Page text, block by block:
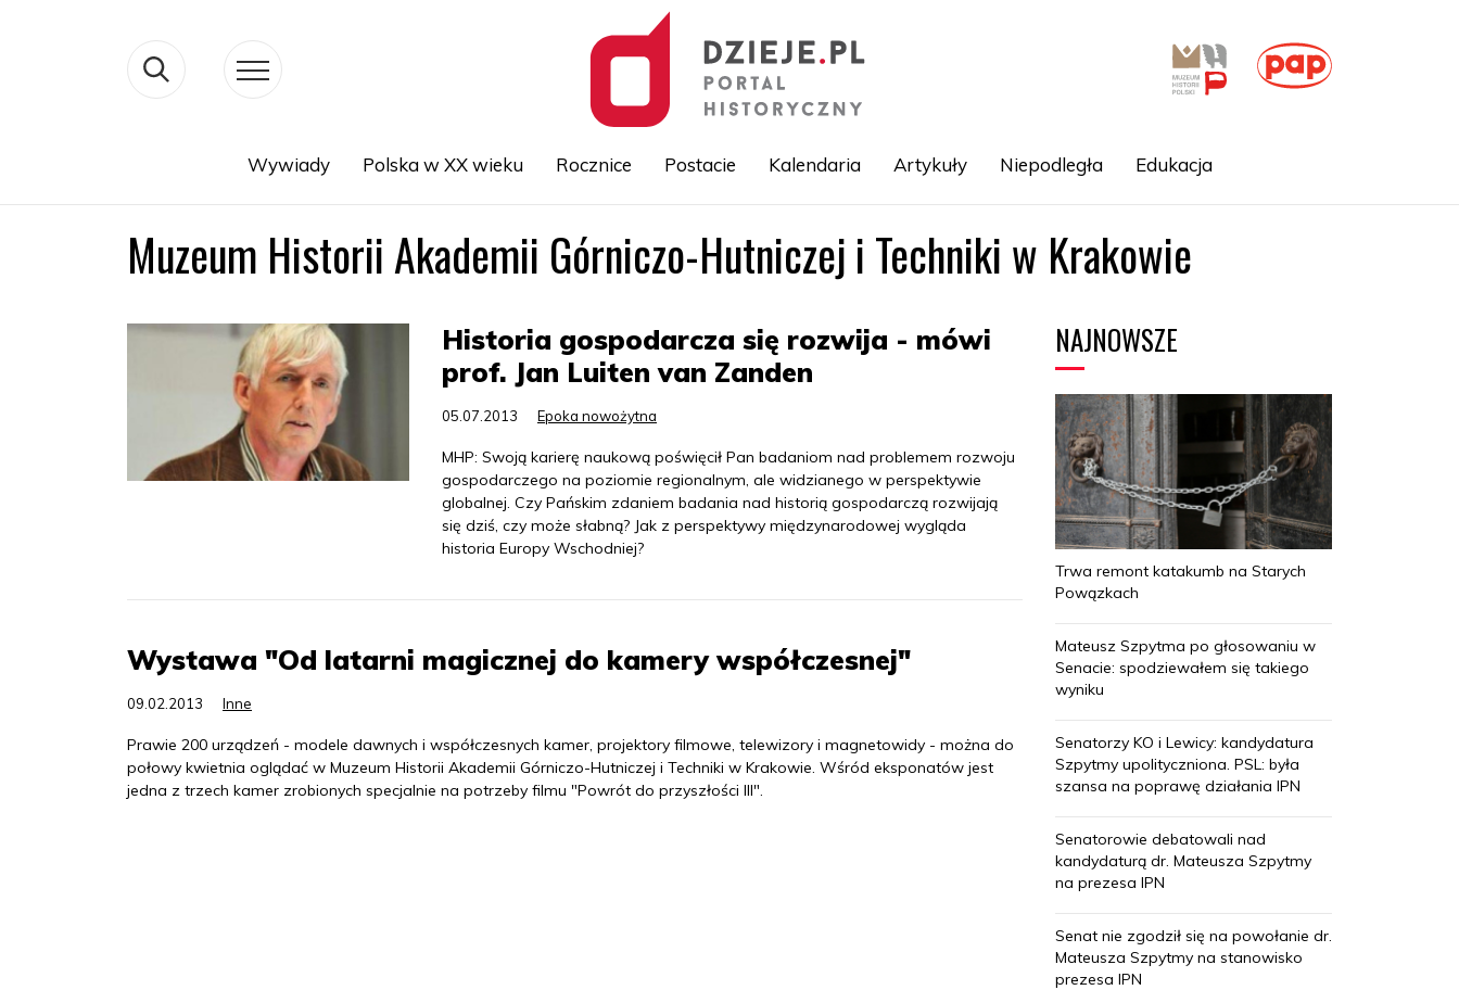
Przejdź
do
Wywiady Polska w XX wieku Rocznice Postacie Kalendaria Artykuły Niepodległa Edukacja
Muzeum Historii Akademii Górniczo-Hutniczej i Techniki w Krakowie
Historia gospodarcza się rozwija - mówi
prof. Jan Luiten van Zanden
05.07.2013 Epoka nowożytna
MHP: Swoją karierę naukową poświęcił Pan badaniom nad problemem rozwoju
gospodarczego na poziomie regionalnym, ale widzianego w perspektywie
globalnej. Czy Pańskim zdaniem badania nad historią gospodarczą rozwijają
się dziś, czy może słabną? Jak z perspektywy międzynarodowej wygląda
historia Europy Wschodniej?
Wystawa "Od latarni magicznej do kamery współczesnej"
09.02.2013 Inne
Prawie 200 urządzeń - modele dawnych i współczesnych kamer, projektory filmowe, telewizory i magnetowidy - można do
połowy kwietnia oglądać w Muzeum Historii Akademii Górniczo-Hutniczej i Techniki w Krakowie. Wśród eksponatów jest
jedna z trzech kamer zrobionych specjalnie na potrzeby filmu "Powrót do przyszłości III".
NAJNOWSZE
Trwa remont katakumb na Starych
Powązkach
Mateusz Szpytma po głosowaniu w
Senacie: spodziewałem się takiego
wyniku
Senatorzy KO i Lewicy: kandydatura
Szpytmy upolityczniona. PSL: była
szansa na poprawę działania IPN
Senatorowie debatowali nad
kandydaturą dr. Mateusza Szpytmy
na prezesa IPN
Senat nie zgodził się na powołanie dr.
Mateusza Szpytmy na stanowisko
prezesa IPN